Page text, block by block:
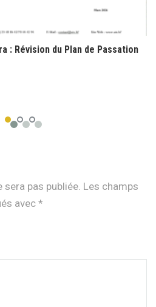
: Révision du Plan de Passation
pas publiée. Les champs
avec *